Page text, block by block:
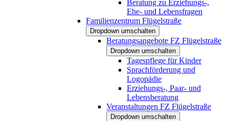
Beratung zu Erziehungs-,
Ehe- und Lebensfragen
Familienzentrum Flügelstraße
Dropdown umschalten
Beratungsangebote FZ Flügelstraße
Dropdown umschalten
Tagespflege für Kinder
Sprachförderung und
Logopädie
Erziehungs-, Paar- und
Lebensberatung
Veranstaltungen FZ Flügelstraße
Dropdown umschalten